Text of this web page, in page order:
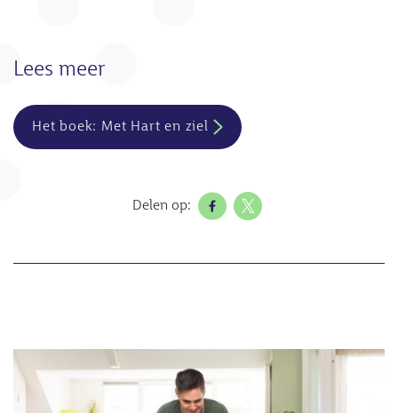
Lees meer
Het boek: Met Hart en ziel
Delen op: